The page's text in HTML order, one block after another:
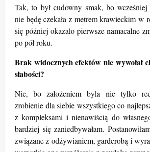
Tak, to był cudowny smak, bo wcześniej
nie będę czekała z metrem krawieckim w
się później okazało pierwsze namacalne
po pół roku.
Brak widocznych efektów nie wywołał
słabości?
Nie, bo założeniem była nie tylko
zrobienie dla siebie wszystkiego co
z kompleksami i nienawiścią do
bardziej się zaniedbywałam.
związane z odżywianiem, garderobą i